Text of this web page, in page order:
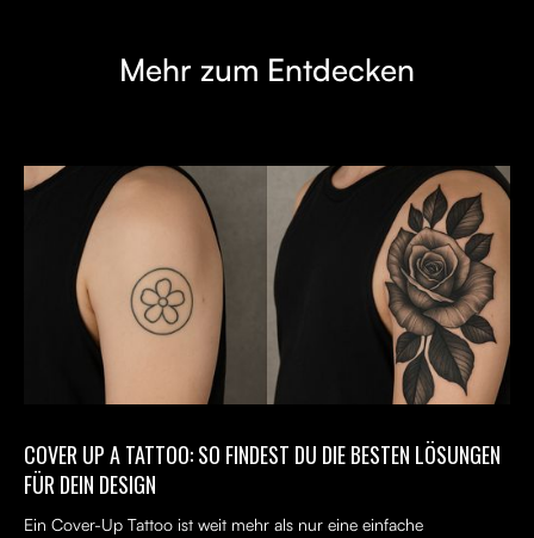
Mehr zum Entdecken
COVER UP A TATTOO: SO FINDEST DU DIE BESTEN LÖSUNGEN
FÜR DEIN DESIGN
Ein Cover-Up Tattoo ist weit mehr als nur eine einfache